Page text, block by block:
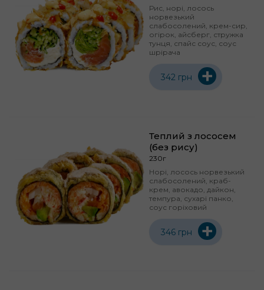
Рис, норі, лосось
норвезький
слабосолений, крем-сир,
огірок, айсберг, стружка
тунця, спайс соус, соус
шрірача
342 грн +
Теплий з лососем
(без рису)
230г
Норі, лосось норвезький
слабосолений, краб-
крем, авокадо, дайкон,
темпура, сухарі панко,
соус горіховий
346 грн +